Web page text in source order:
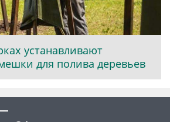
устанавливают
для полива деревьев